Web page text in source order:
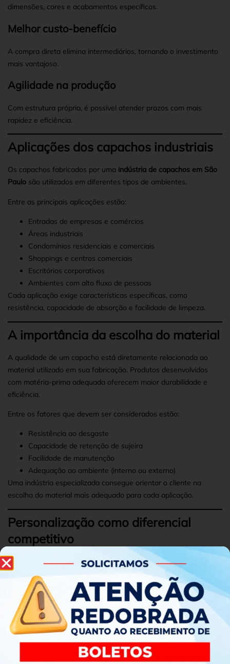
dimensões, cores e acabamentos específicos.
Melhor custo-benefício
A compra direta elimina intermediários, tornando o investimento
mais vantajoso.
Agilidade na produção
Com estrutura própria, é possível atender prazos com mais
rapidez e eficiência.
Aplicações dos capachos industriais
Os capachos fabricados por uma indústria de capachos em São
Paulo são utilizados em diferentes tipos de ambientes.
Entre as principais aplicações estão:
Entradas de empresas e comércios
Áreas industriais
Condomínios residenciais e comerciais
Shoppings e centros comerciais
Escritórios corporativos
Ambientes com alto fluxo de pessoas
Cada aplicação exige características específicas, como
resistência, capacidade de absorção e facilidade de limpeza.
A importância da escolha do material
A qualidade de um capacho está diretamente relacionada ao
material utilizado em sua fabricação. Produtos desenvolvidos
com matéria-prima adequada oferecem maior durabilidade e
eficiência.
Entre os fatores que devem ser considerados estão:
Resistência ao desgaste
Capacidade de retenção de sujeira
Facilidade de manutenção
Adequação ao ambiente (interno ou externo)
Uma indústria especializada consegue orientar o cliente na
escolha do material mais adequado para cada aplicação.
Personalização como diferencial
competitivo
Além da funcionalidade, os capachos também podem contribuir
para a identidade visual da empresa. A personalização permite
incluir logotipos, cores e elementos visuais que reforçam a
marca.
Essa estratégia é bastante utilizada por empresas que desejam
transmitir profissionalismo desde a entrada do ambiente.
indústria de capachos em São Paulocom capacidade de